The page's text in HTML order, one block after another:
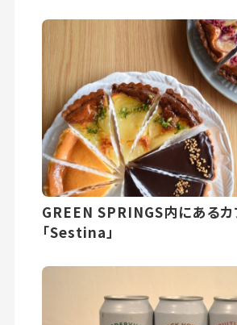
GREEN SPRINGS内にあるカ
「Sestina」